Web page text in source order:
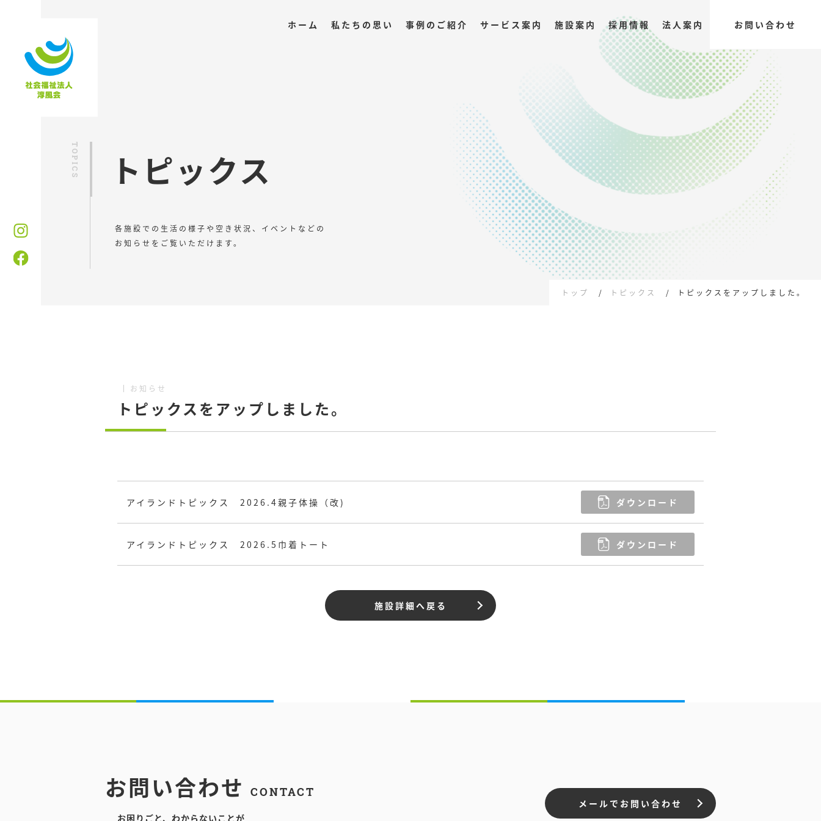
ホーム 私たちの思い 事例のご紹介 サービス案内 施設案内 採用情報 法人案内 お問い合わせ
トピックス
各施設での生活の様子や空き状況、イベントなどの
お知らせをご覧いただけます。
トップ トピックス トピックスをアップしました。
お知らせ
トピックスをアップしました。
アイランドトピックス 2026.4親子体操（改) ダウンロード
アイランドトピックス 2026.5巾着トート ダウンロード
施設詳細へ戻る
お問い合わせ CONTACT
お困りごと、わからないことが
メールでお問い合わせ